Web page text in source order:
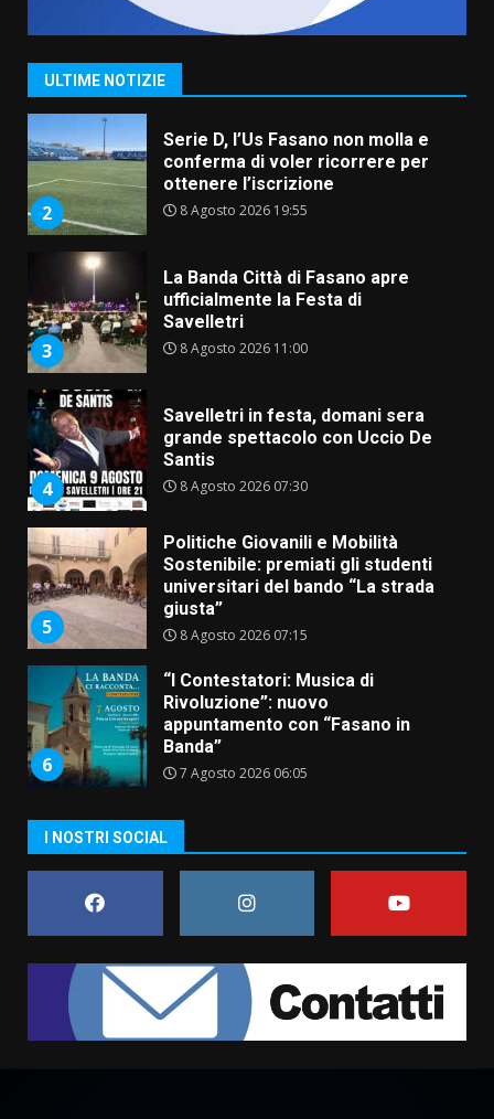
ULTIME NOTIZIE
1
Grande successo per la “Sagra
del Pesce Spada” a Savelletri
9 Agosto 2026 07:32
2
Serie D, l’Us Fasano non molla e
conferma di voler ricorrere per
ottenere l’iscrizione
8 Agosto 2026 19:55
3
La Banda Città di Fasano apre
ufficialmente la Festa di
Savelletri
8 Agosto 2026 11:00
4
Savelletri in festa, domani sera
grande spettacolo con Uccio De
Santis
8 Agosto 2026 07:30
5
Politiche Giovanili e Mobilità
Sostenibile: premiati gli studenti
universitari del bando “La strada
giusta”
8 Agosto 2026 07:15
6
“I Contestatori: Musica di
Rivoluzione”: nuovo
appuntamento con “Fasano in
Banda”
7 Agosto 2026 06:05
amarezza per esclusione dal
campionato di calcio”
7 Agosto 2026 06:00
1
Grande successo per la “Sagra
del Pesce Spada” a Savelletri
9 Agosto 2026 07:32
I NOSTRI SOCIAL